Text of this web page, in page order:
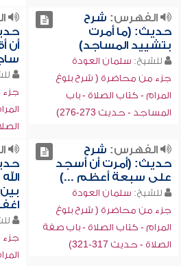
الفهرس: شرح
حديث: (ما أمرت
بتشييد المساجد)
للشيخ: سلمان العودة
جزء من محاضرة ( شرح بلوغ
المرام - كتاب الصلاة - باب
المساجد - حديث 273-276)
أن
جزء
الفهرس: شرح
حديث: (أمرت أن أسجد
على سبعة أعظم ...)
للشيخ: سلمان العودة
جزء من محاضرة ( شرح بلوغ
المرام - كتاب الصلاة - باب صفة
الصلاة - حديث 317-321)
جزء